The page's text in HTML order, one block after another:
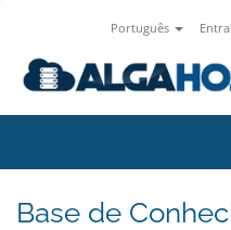
Português
Base de